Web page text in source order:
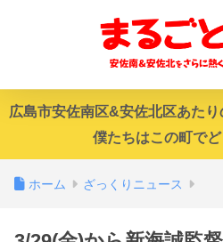
広島市安佐南区&安佐北区あたり
僕たちはこの町でど
ホーム ざっくりニュース